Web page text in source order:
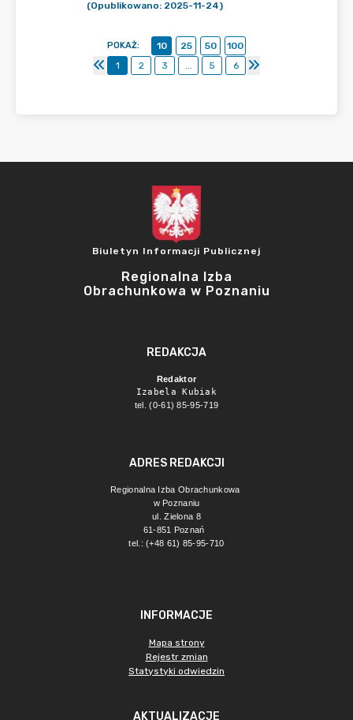
(Opublikowano: 2025-11-24)
POKAŻ: 10 25 50
100
1
2 3 ... 5 6
Biuletyn Informacji Publicznej
Regionalna Izba
Obrachunkowa w Poznaniu
REDAKCJA
Redaktor
Izabela Kubiak
tel. (0-61) 85-95-719
ADRES REDAKCJI
Regionalna Izba Obrachunkowa
w Poznaniu
ul. Zielona 8
61-851 Poznań
tel.: (+48 61) 85-95-710
INFORMACJE
Mapa strony
Rejestr zmian
Statystyki odwiedzin
AKTUALIZACJE